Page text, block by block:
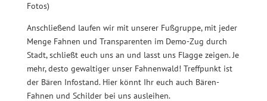
Fotos)
Anschließend laufen wir mit unserer Fußgruppe, mit jeder
Menge Fahnen und Transparenten im Demo-Zug durch
Stadt, schließt euch uns an und lasst uns Flagge zeigen. Je
mehr, desto gewaltiger unser Fahnenwald! Treffpunkt ist
der Bären Infostand. Hier könnt Ihr euch auch Bären-
Fahnen und Schilder bei uns ausleihen.